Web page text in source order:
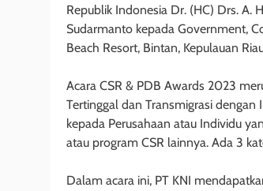
Republik Indonesia Dr. (HC) Drs. A.
Sudarmanto kepada Government,
Beach Resort, Bintan, Kepulauan
Acara CSR & PDB Awards 2023
Tertinggal dan Transmigrasi dengan
kepada Perusahaan atau Individu
atau program CSR lainnya. Ada 3
Dalam acara ini, PT KNI